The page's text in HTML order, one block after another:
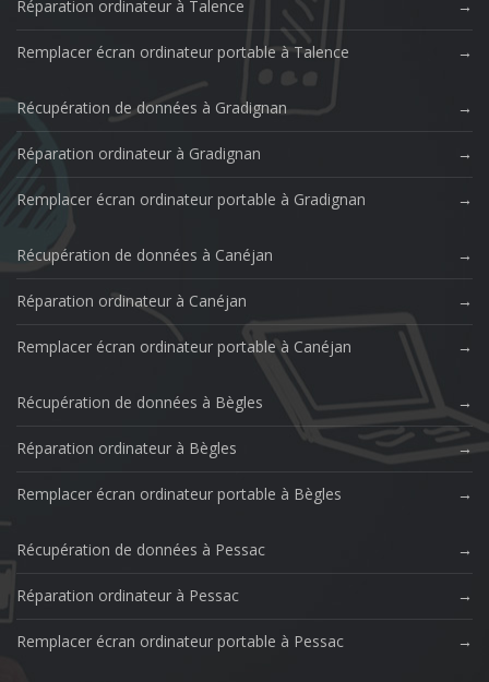
Réparation ordinateur à Talence
Remplacer écran ordinateur portable à Talence
Récupération de données à Gradignan
Réparation ordinateur à Gradignan
Remplacer écran ordinateur portable à Gradignan
Récupération de données à Canéjan
Réparation ordinateur à Canéjan
Remplacer écran ordinateur portable à Canéjan
Récupération de données à Bègles
Réparation ordinateur à Bègles
Remplacer écran ordinateur portable à Bègles
Récupération de données à Pessac
Réparation ordinateur à Pessac
Remplacer écran ordinateur portable à Pessac